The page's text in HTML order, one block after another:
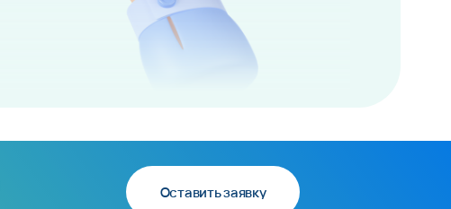
Оставить заявку